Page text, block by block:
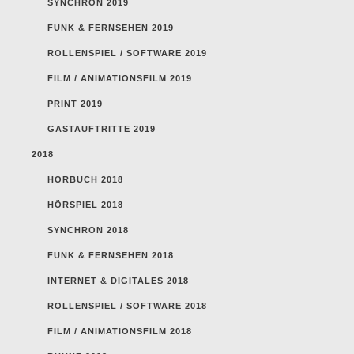
SYNCHRON 2019
FUNK & FERNSEHEN 2019
ROLLENSPIEL / SOFTWARE 2019
FILM / ANIMATIONSFILM 2019
PRINT 2019
GASTAUFTRITTE 2019
2018
HÖRBUCH 2018
HÖRSPIEL 2018
SYNCHRON 2018
FUNK & FERNSEHEN 2018
INTERNET & DIGITALES 2018
ROLLENSPIEL / SOFTWARE 2018
FILM / ANIMATIONSFILM 2018